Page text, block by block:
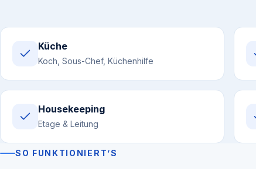
Küche
Koch, Sous-Chef, Küchenhilfe
Housekeeping
Etage & Leitung
SO FUNKTIONIERT’S